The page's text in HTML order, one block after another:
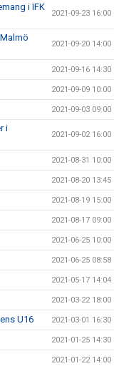
i IFK
2021-09-23 16:00
2021-09-20 14:00
2021-09-16 14:30
2021-09-09 10:00
2021-09-03 09:00
i
2021-09-02 16:00
2021-08-31 10:00
2021-08-20 13:45
2021-08-19 15:00
2021-08-17 09:00
2021-06-25 10:00
2021-06-25 08:58
2021-05-17 14:04
2021-03-22 18:00
U16 2021-03-01 16:30
2021-01-25 14:30
2021-01-22 14:00